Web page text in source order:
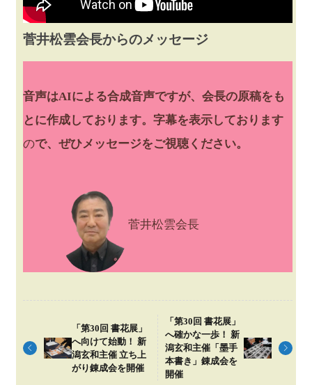
菅井松雲会長からのメッセージ
音声はAIによる合成音声ですが、会長の原稿をも
とに作成しております。字幕を表示しております
ので、ぜひメッセージをご視聴ください。
菅井松雲会長
「第30回 書花展」
へ向けて始動！ 新
潟玄和主催 立ち上
がり錬成会を開催
「第30回 書花展」
へ確かな一歩！ 新
潟玄和主催「墨手
本書き」錬成会を
開催